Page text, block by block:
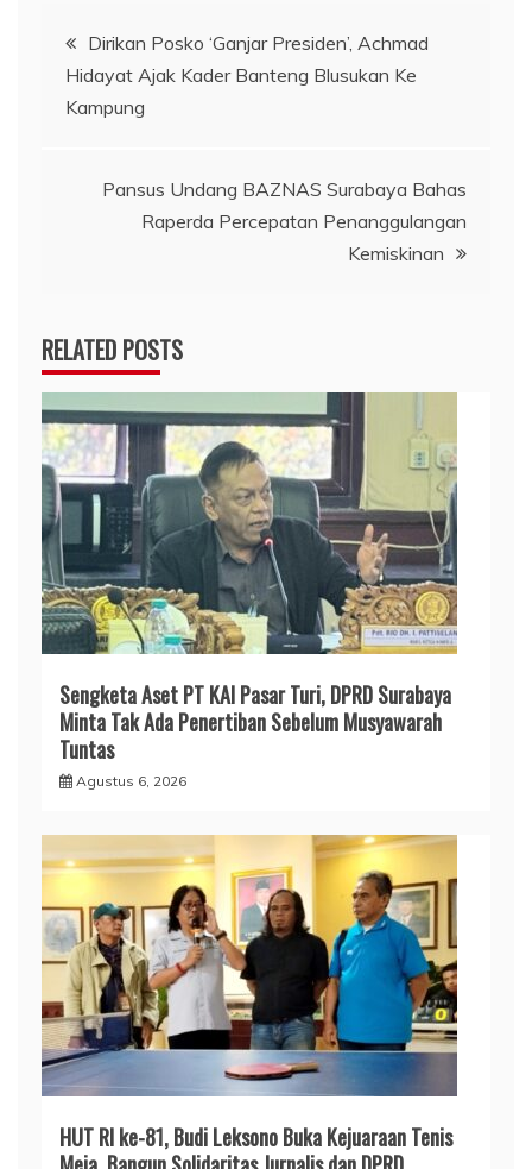
Navigasi
pos
Dirikan Posko ‘Ganjar Presiden’, Achmad
Hidayat Ajak Kader Banteng Blusukan Ke
Kampung
Pansus Undang BAZNAS Surabaya Bahas
Raperda Percepatan Penanggulangan
Kemiskinan
RELATED POSTS
Sengketa Aset PT KAI Pasar Turi, DPRD Surabaya
Minta Tak Ada Penertiban Sebelum Musyawarah
Tuntas
Agustus 6, 2026
HUT RI ke-81, Budi Leksono Buka Kejuaraan Tenis